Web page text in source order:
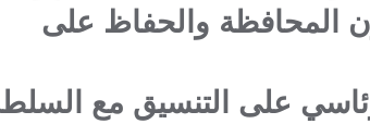
المحافظة والحفاظ على
على التنسيق مع